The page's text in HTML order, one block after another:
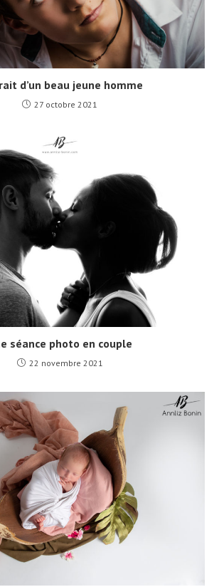
d’un beau jeune homme
27 octobre 2021
séance photo en couple
22 novembre 2021